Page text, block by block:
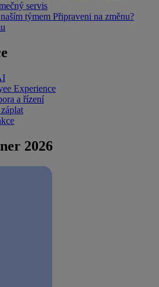
servis
týmem Připraveni na změnu?
Experience
a řízení
2026